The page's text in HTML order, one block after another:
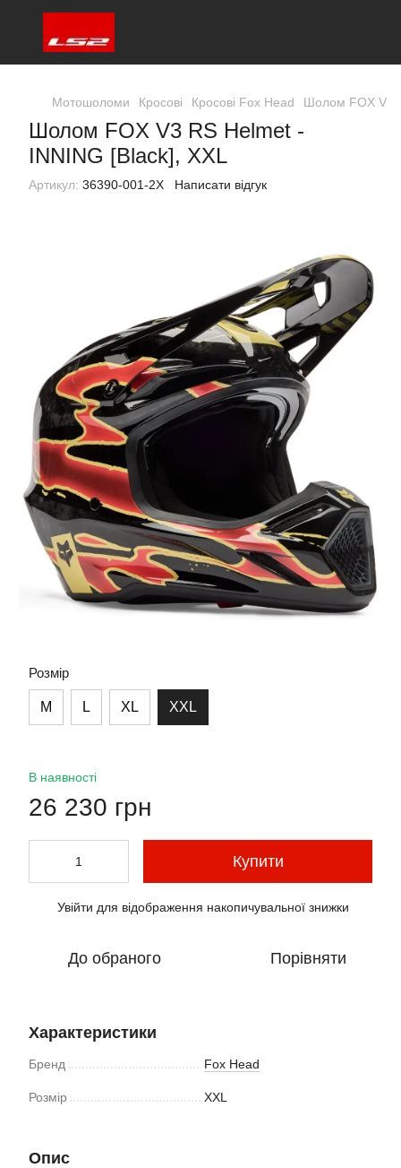
Мотошоломи Кросові Кросові Fox Head Шолом FOX V3
Шолом FOX V3 RS Helmet -
INNING [Black], XXL
Артикул: 36390-001-2X Написати відгук
Розмір
M L XL XXL
В наявності
26 230 грн
Купити
Увійти для відображення накопичувальної знижки
До обраного Порівняти
Характеристики
Бренд Fox Head
Розмір XXL
Опис